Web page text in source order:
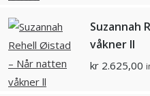
Suzannah
våkner ll
kr 2.625,00